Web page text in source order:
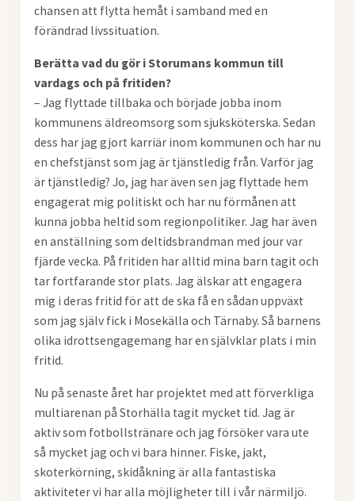
chansen att flytta hemåt i samband med en
förändrad livssituation.
Berätta vad du gör i Storumans kommun till
vardags och på fritiden?
– Jag flyttade tillbaka och började jobba inom
kommunens äldreomsorg som sjuksköterska. Sedan
dess har jag gjort karriär inom kommunen och har nu
en chefstjänst som jag är tjänstledig från. Varför jag
är tjänstledig? Jo, jag har även sen jag flyttade hem
engagerat mig politiskt och har nu förmånen att
kunna jobba heltid som regionpolitiker. Jag har även
en anställning som deltidsbrandman med jour var
fjärde vecka. På fritiden har alltid mina barn tagit och
tar fortfarande stor plats. Jag älskar att engagera
mig i deras fritid för att de ska få en sådan uppväxt
som jag själv fick i Mosekälla och Tärnaby. Så barnens
olika idrottsengagemang har en självklar plats i min
fritid.
Nu på senaste året har projektet med att förverkliga
multiarenan på Storhälla tagit mycket tid. Jag är
aktiv som fotbollstränare och jag försöker vara ute
så mycket jag och vi bara hinner. Fiske, jakt,
skoterkörning, skidåkning är alla fantastiska
aktiviteter vi har alla möjligheter till i vår närmiljö.